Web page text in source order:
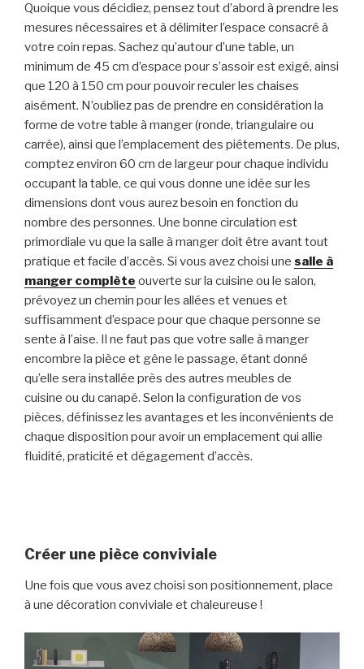
Quoique vous décidiez, pensez tout d’abord à prendre les
mesures nécessaires et à délimiter l’espace consacré à
votre coin repas. Sachez qu’autour d’une table, un
minimum de 45 cm d’espace pour s’assoir est exigé, ainsi
que 120 à 150 cm pour pouvoir reculer les chaises
aisément. N’oubliez pas de prendre en considération la
forme de votre table à manger (ronde, triangulaire ou
carrée), ainsi que l’emplacement des piétements. De plus,
comptez environ 60 cm de largeur pour chaque individu
occupant la table, ce qui vous donne une idée sur les
dimensions dont vous aurez besoin en fonction du
nombre des personnes. Une bonne circulation est
primordiale vu que la salle à manger doit être avant tout
pratique et facile d’accès. Si vous avez choisi une salle à
manger complète ouverte sur la cuisine ou le salon,
prévoyez un chemin pour les allées et venues et
suffisamment d’espace pour que chaque personne se
sente à l’aise. Il ne faut pas que votre salle à manger
encombre la pièce et gêne le passage, étant donné
qu’elle sera installée près des autres meubles de
cuisine ou du canapé. Selon la configuration de vos
pièces, définissez les avantages et les inconvénients de
chaque disposition pour avoir un emplacement qui allie
fluidité, praticité et dégagement d’accès.
Créer une pièce conviviale
Une fois que vous avez choisi son positionnement, place
à une décoration conviviale et chaleureuse !